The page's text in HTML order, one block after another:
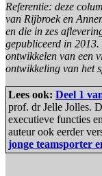
Referentie: deze
van Rijbroek en
en die in zes
gepubliceerd in
ontwikkelen van een
ontwikkeling van het
Lees ook: Deel 1
prof. dr Jelle Jolles.
executieve functies
auteur ook eerder
jonge teamsporter